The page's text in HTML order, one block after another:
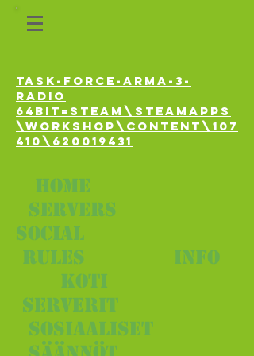
task-force-arma-3-
radio
64bit=Steam\steamapps
\workshop\content\107
410\620019431
home
servers
social
rules
info
koti
serverit
sosiaaliset